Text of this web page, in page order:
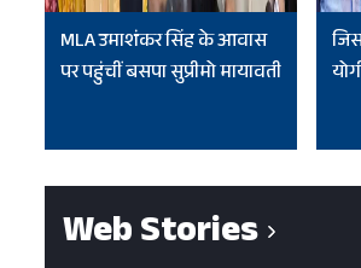
MLA उमाशंकर सिंह के आवास
पर पहुंचीं बसपा सुप्रीमो मायावती
Web Stories